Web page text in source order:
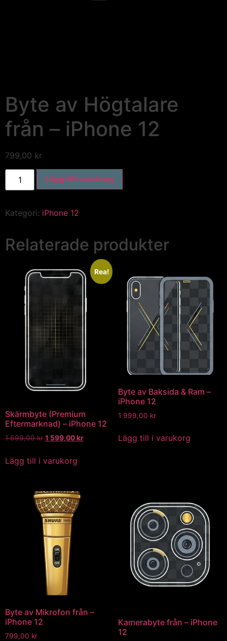
Byte av Högtalare
från – iPhone 12
799,00 kr
Lägg till i varukorg
Kategori: iPhone 12
Relaterade produkter
Rea!
Skärmbyte (Premium
Eftermarknad) – iPhone 12
1 699,00kr 1 599,00kr
Lägg till i varukorg
Byte av Baksida & Ram –
iPhone 12
1 999,00 kr
Lägg till i varukorg
Byte av Mikrofon från –
iPhone 12
799,00 kr
Kamerabyte från – iPhone
12